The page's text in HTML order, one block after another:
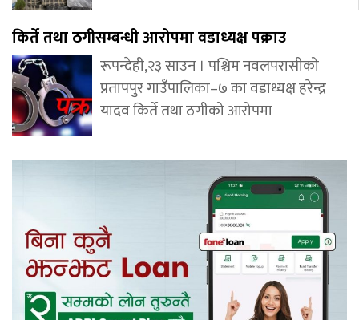
किर्ते तथा ठगीसम्बन्धी आरोपमा वडाध्यक्ष पक्राउ
रूपन्देही,२३ साउन । पश्चिम नवलपरासीको
प्रतापपुर गाउँपालिका–७ का वडाध्यक्ष हरेन्द्र
यादव किर्ते तथा ठगीको आरोपमा